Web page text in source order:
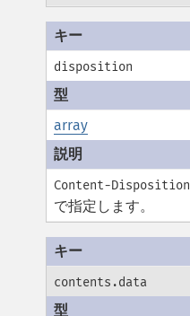
disposition
array
Content-Disposition
で指定します。
contents.data